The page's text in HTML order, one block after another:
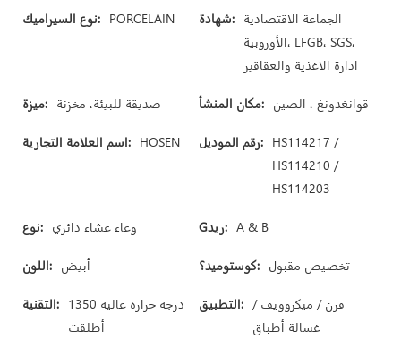
نوع السيراميك: PORCELAIN شهادة: الجماعة الاقتصادية
الأوروبية، LFGB، SGS،
ادارة الاغذية والعقاقير
ميزة: صديقة للبيئة، مخزنة مكان المنشأ: قوانغدونغ ، الصين
اسم العلامة التجارية: HOSEN رقم الموديل: HS114217 /
HS114210 /
HS114203
نوع: وعاء عشاء دائري Gريد: A & B
اللون: أبيض كوستوميد؟: تخصيص مقبول
التقنية: 1350 درجة حرارة عالية
أطلقت
التطبيق: فرن / ميكروويف /
غسالة أطباق